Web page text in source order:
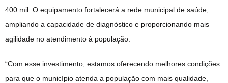
400 mil. O equipamento fortalecerá a rede municipal de saúde,
ampliando a capacidade de diagnóstico e proporcionando mais
agilidade no atendimento à população.
“Com esse investimento, estamos oferecendo melhores condições
para que o município atenda a população com mais qualidade,